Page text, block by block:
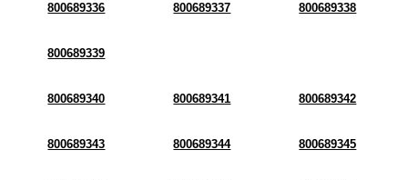
800689336 800689337 800689338
800689339
800689340 800689341 800689342
800689343 800689344 800689345